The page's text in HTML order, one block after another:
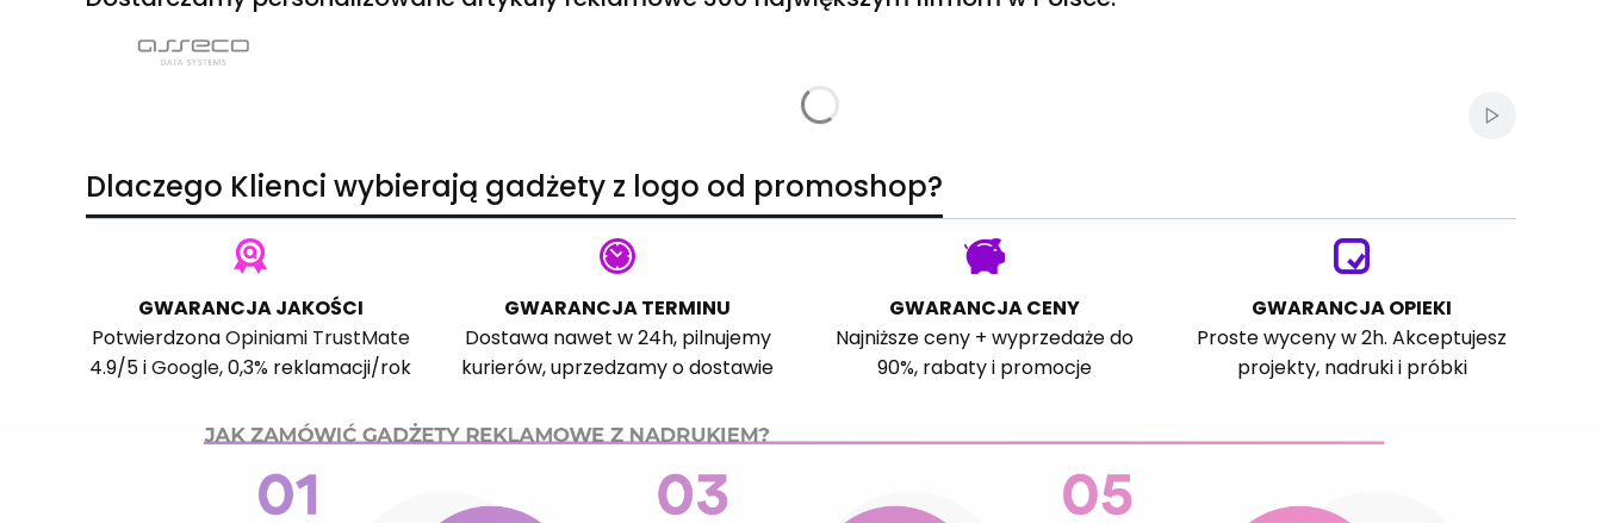
Włącz
Dlaczego Klienci wybierają gadżety z logo od promoshop?
GWARANCJA JAKOŚCI
PotwierdzonaOpiniami TrustMate
4.9/5 iGoogle, 0,3% reklamacji/rok
GWARANCJA TERMINU
Dostawa nawet w 24h, pilnujemy
kurierów, uprzedzamy o dostawie
GWARANCJA CENY
Najniższe ceny + wyprzedaże do
90%, rabaty i promocje
GWARANCJA OPIEKI
Proste wyceny w 2h. Akceptujesz
projekty, nadruki i próbki